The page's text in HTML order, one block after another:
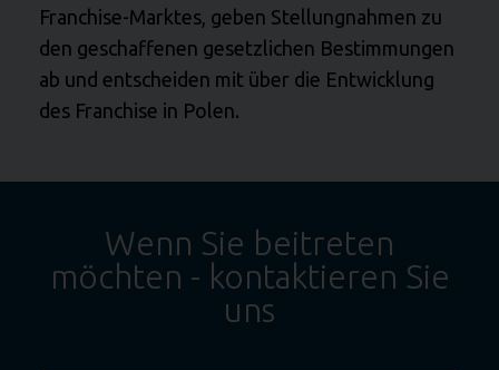
Franchise-Marktes, geben Stellungnahmen zu
den geschaffenen gesetzlichen Bestimmungen
ab und entscheiden mit über die Entwicklung
des Franchise in Polen.
Wenn Sie beitreten
möchten - kontaktieren Sie
uns